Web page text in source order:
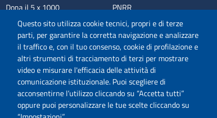
Questo sito utilizza cookie tecnici, propri e di terze
parti, per garantire la corretta navigazione e analizzare
il traffico e, con il tuo consenso, cookie di profilazione e
altri strumenti di tracciamento di terzi per mostrare
video e misurare l'efficacia delle attività di
comunicazione istituzionale. Puoi scegliere di
acconsentirne l’utilizzo cliccando su “Accetta tutti”
oppure puoi personalizzare le tue scelte cliccando su
Dona il 5 x 1000
Phishing
Privacy
PNRR
Alumni
Sede di Chieti
Sede di Pescara
Credits
Wi-Fi di Ateneo
App
SPID
Whistleblowing